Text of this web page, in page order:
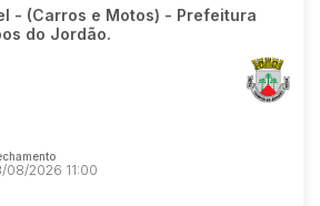
- (Carros e Motos) - Prefeitura
do Jordão.
08/2026 11:00